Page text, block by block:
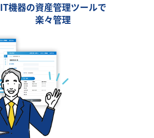
IT機器の資産管理ツールで
楽々管理